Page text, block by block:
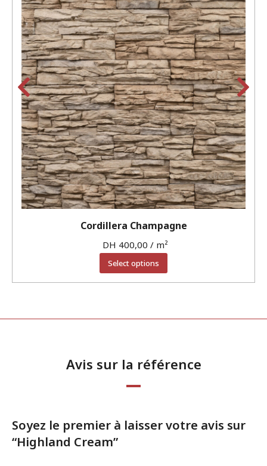
Cordillera Champagne
DH 400,00 / m²
Select options
Avis sur la référence
Soyez le premier à laisser votre avis sur
“Highland Cream”